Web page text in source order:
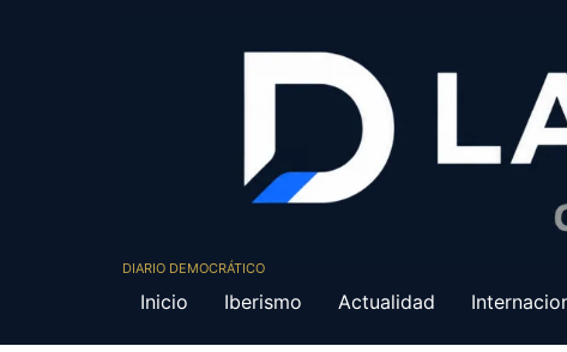
DIARIO DEMOCRÁTICO
Inicio Iberismo Actualidad